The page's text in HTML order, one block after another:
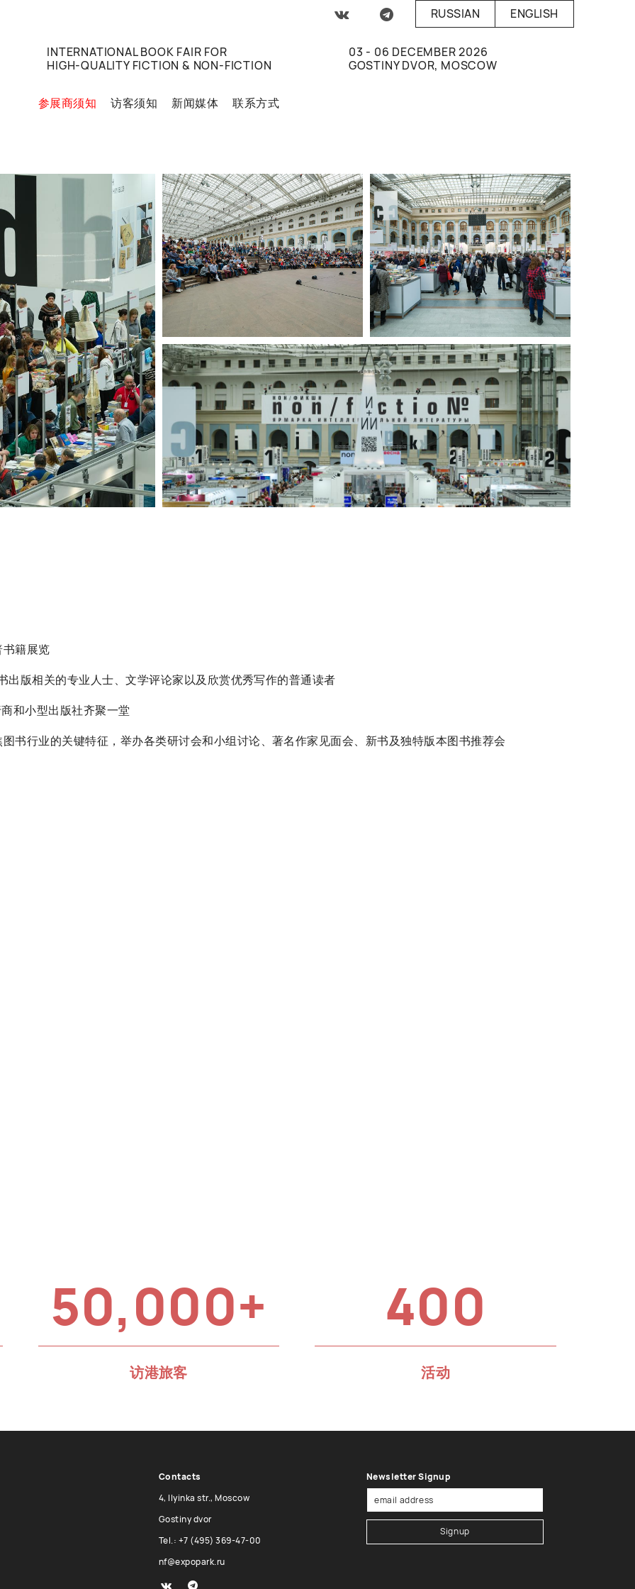
RUSSIAN ENGLISH
INTERNATIONAL BOOK FAIR FOR
HIGH-QUALITY FICTION & NON-FICTION
03 - 06 DECEMBER 2026
GOSTINY DVOR, MOSCOW
参展商须知 访客须知 新闻媒体 联系方式
籍展览
相关的专业人士、文学评论家以及欣赏优秀写作的普通读者
和小型出版社齐聚一堂
行业的关键特征，举办各类研讨会和小组讨论、著名作家见面会、新书及独特版本图书推荐会
50,000+
访港旅客
400
活动
Contacts
4, Ilyinka str., Moscow
Gostiny dvor
Tel.: +7 (495) 369-47-00
nf@expopark.ru
Newsletter Signup
Signup